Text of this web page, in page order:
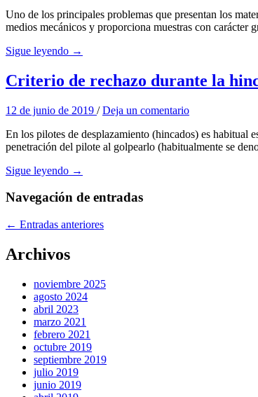
Uno de los principales problemas que presentan los
medios mecánicos y proporciona muestras con
Sigue leyendo →
Criterio de rechazo durante la
12 de junio de 2019 /Deja un comentario
En los pilotes de desplazamiento (hincados) es habitual
penetración del pilote al golpearlo (habitualmente se
Sigue leyendo →
Navegación de entradas
← Entradas anteriores
Archivos
noviembre 2025
agosto 2024
abril 2023
marzo 2021
febrero 2021
octubre 2019
septiembre 2019
julio 2019
junio 2019